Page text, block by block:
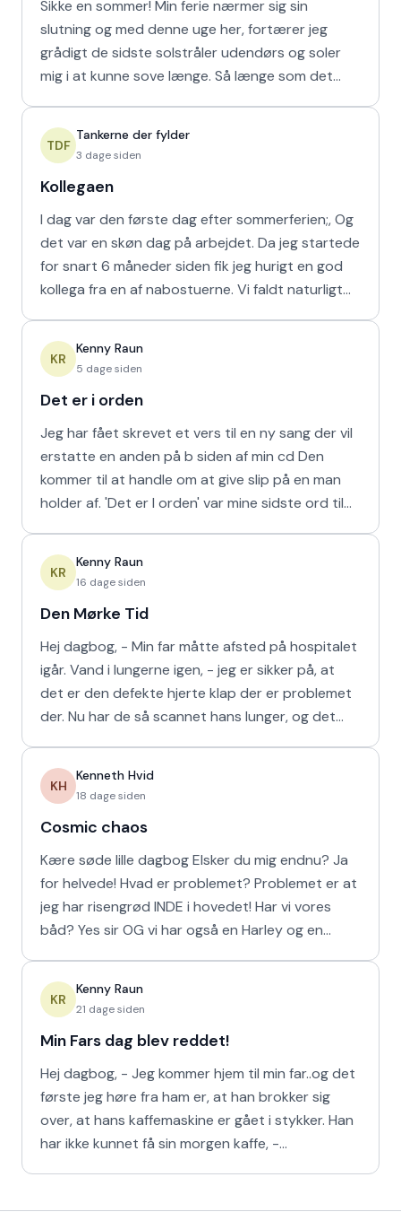
Sikke en sommer! Min ferie nærmer sig sin
slutning og med denne uge her, fortærer jeg
grådigt de sidste solstråler udendørs og soler
mig i at kunne sove længe. Så længe som det
TDF
Tankerne der fylder
3 dage siden
Kollegaen
I dag var den første dag efter sommerferien;, Og
det var en skøn dag på arbejdet. Da jeg startede
for snart 6 måneder siden fik jeg hurigt en god
kollega fra en af nabostuerne. Vi faldt naturligt
KR
Kenny Raun
5 dage siden
Det er i orden
Jeg har fået skrevet et vers til en ny sang der vil
erstatte en anden på b siden af min cd Den
kommer til at handle om at give slip på en man
holder af. 'Det er I orden' var mine sidste ord til
KR
Kenny Raun
16 dage siden
Den Mørke Tid
Hej dagbog, - Min far måtte afsted på hospitalet
igår. Vand i lungerne igen, - jeg er sikker på, at
det er den defekte hjerte klap der er problemet
der. Nu har de så scannet hans lunger, og det
KH
Kenneth Hvid
18 dage siden
Cosmic chaos
Kære søde lille dagbog Elsker du mig endnu? Ja
for helvede! Hvad er problemet? Problemet er at
jeg har risengrød INDE i hovedet! Har vi vores
båd? Yes sir OG vi har også en Harley og en
KR
Kenny Raun
21 dage siden
Min Fars dag blev reddet!
Hej dagbog, - Jeg kommer hjem til min far..og det
første jeg høre fra ham er, at han brokker sig
over, at hans kaffemaskine er gået i stykker. Han
har ikke kunnet få sin morgen kaffe, -